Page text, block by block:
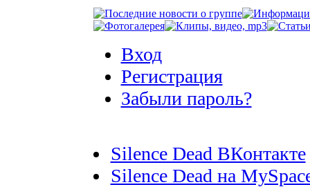
Вход
Регистрация
Забыли пароль?
Silence Dead ВКонтакте
Silence Dead на